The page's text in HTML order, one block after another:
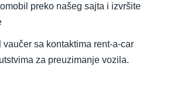
preko našeg sajta i izvršite
vaučer sa kontaktima rent-a-car
za preuzimanje vozila.